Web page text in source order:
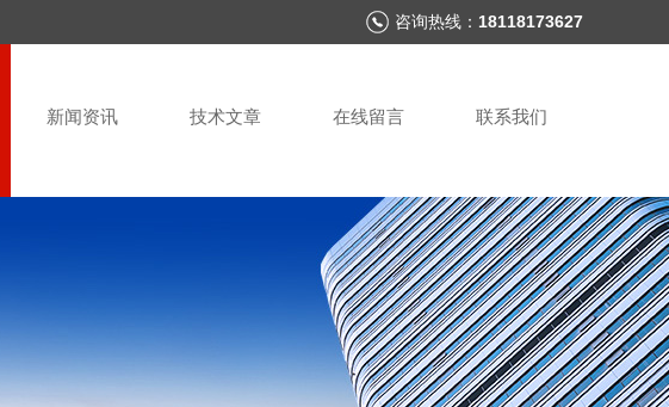
咨询热线： 18118173627
新闻资讯 技术文章 在线留言 联系我们